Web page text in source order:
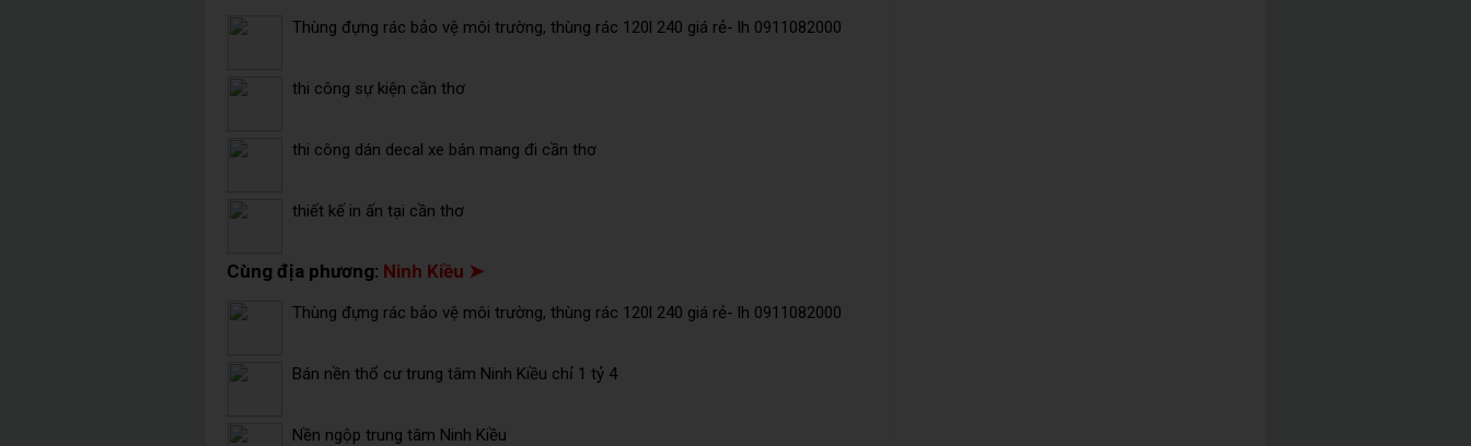
Thùng đựng rác bảo vệ môi trường, thùng rác 120l 240 giá rẻ- lh 0911082000
thi công sự kiện cần thơ
thi công dán decal xe bán mang đi cần thơ
thiết kế in ấn tại cần thơ
Cùng địa phương: Ninh Kiều ➤
Thùng đựng rác bảo vệ môi trường, thùng rác 120l 240 giá rẻ- lh 0911082000
Bán nền thổ cư trung tâm Ninh Kiều chỉ 1 tỷ 4
Nền ngộp trung tâm Ninh Kiều